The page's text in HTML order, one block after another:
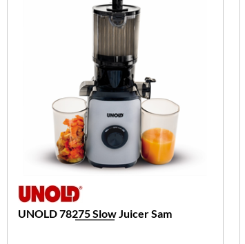
UNOLD 78275 Slow Juicer Sam